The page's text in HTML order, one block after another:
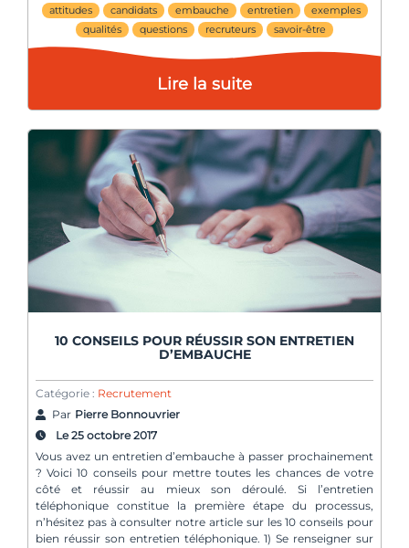
attitudes candidats embauche entretien
exemples
qualités
questions recruteurs savoir-être
Lire la suite
10 CONSEILS POUR RÉUSSIR SON ENTRETIEN
D’EMBAUCHE
Catégorie : Recrutement
Par Pierre Bonnouvrier
Le 25 octobre 2017
Vous avez un entretien d’embauche à passer prochainement
? Voici 10 conseils pour mettre toutes les chances de votre
côté et réussir au mieux son déroulé. Si l’entretien
téléphonique constitue la première étape du processus,
n’hésitez pas à consulter notre article sur les 10 conseils pour
bien réussir son entretien téléphonique. 1) Se renseigner sur